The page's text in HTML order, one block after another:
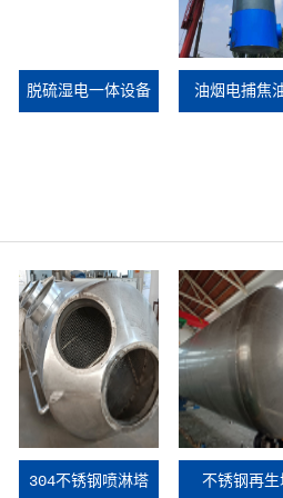
脱硫湿电一体设备 油烟电捕焦
304不锈钢喷淋塔 不锈钢再生